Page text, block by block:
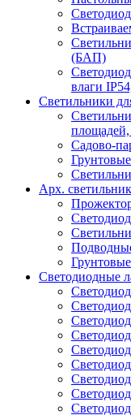
(БАП)
влаги
Светильники
площадей,
Садово-
Арх.
Светодиодные